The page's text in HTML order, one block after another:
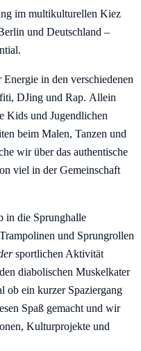
im multikulturellen Kiez
und Deutschland –
in den verschiedenen
DJing und Rap. Allein
Kids und Jugendlichen
beim Malen, Tanzen und
wir über das authentische
viel in der Gemeinschaft
in die Sprunghalle
und Sprungrollen
sportlichen Aktivität
diabolischen Muskelkater
ob ein kurzer Spaziergang
Spaß gemacht und wir
Kulturprojekte und